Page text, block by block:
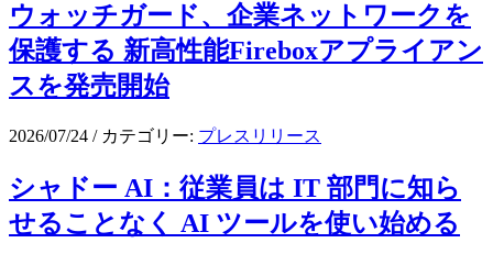
ウォッチガード、企業ネットワークを
保護する 新高性能Fireboxアプライアン
スを発売開始
2026/07/24 / カテゴリー: プレスリリース
シャドー AI：従業員は IT 部門に知ら
せることなく AI ツールを使い始める